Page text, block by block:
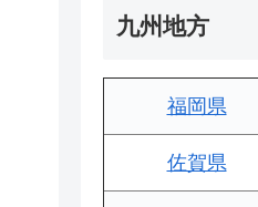
九州地方
福岡県
佐賀県